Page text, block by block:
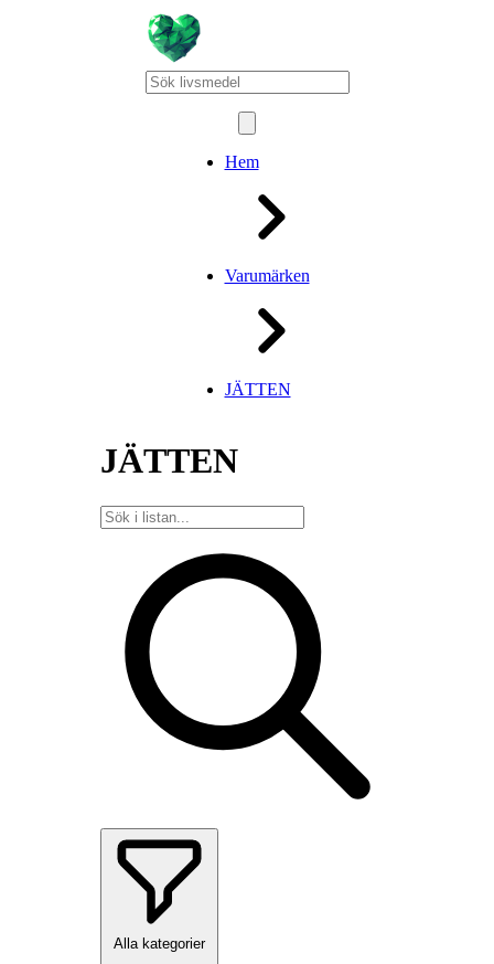
Hem
Varumärken
JÄTTEN
JÄTTEN
Alla kategorier